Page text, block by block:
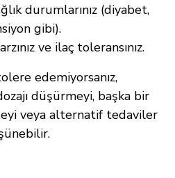
durumlarınız (diyabet,
gibi).
ve ilaç toleransınız.
edemiyorsanız,
düşürmeyi, başka bir
veya alternatif tedaviler